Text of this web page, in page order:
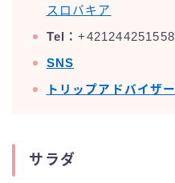
スロバキア
Tel：+421244251558
SNS
トリップアドバイザー
サラダ